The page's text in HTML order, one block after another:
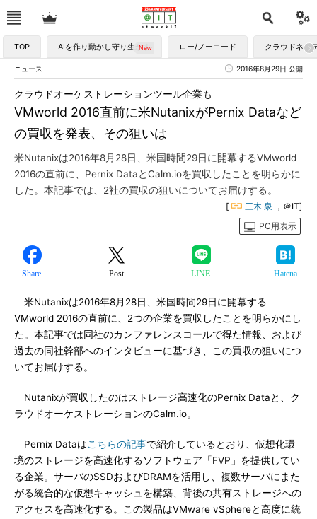
TOP AIを作り動かし守り生かす ロー/ノーコード クラウドネイ
ニュース 2016年8月29日 公開
VMworld 2016直前に米NutanixがPernix Dataなど
の買収を発表、その狙いは
クラウドオーケストレーションツール企業も
米Nutanixは2016年8月28日、米国時間29日に開幕するVMworld
2016の直前に、Pernix DataとCalm.ioを買収したことを明らかに
した。本記事では、2社の買収の狙いについてお届けする。
[ 三木 泉 ，＠IT]
PC用表示
Share Post LINE Hatena
米Nutanixは2016年8月28日、米国時間29日に開幕する
VMworld 2016の直前に、2つの企業を買収したことを明らかにし
た。本記事では同社のカンファレンスコールで得た情報、および
過去の同社幹部へのインタビューに基づき、この買収の狙いにつ
いてお届けする。
Nutanixが買収したのはストレージ高速化のPernix Dataと、ク
ラウドオーケストレーションのCalm.io。
Pernix Dataはこちらの記事で紹介しているとおり、仮想化環
境のストレージを高速化するソフトウェア「FVP」を提供してい
る企業。サーバのSSDおよびDRAMを活用し、複数サーバにまた
がる統合的な仮想キャッシュを構築、背後の共有ストレージへの
アクセスを高速化する。この製品はVMware vSphereと高度に統